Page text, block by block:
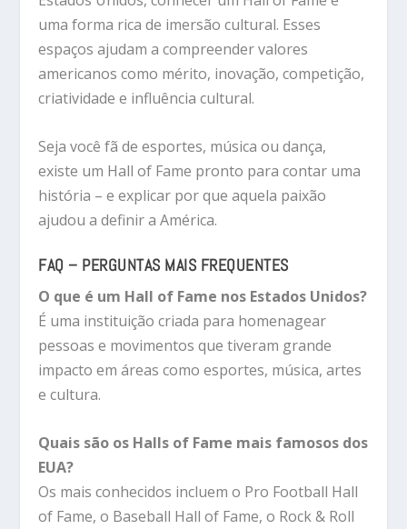
uma forma rica de imersão cultural. Esses
espaços ajudam a compreender valores
americanos como mérito, inovação, competição,
criatividade e influência cultural.
Seja você fã de esportes, música ou dança,
existe um Hall of Fame pronto para contar uma
história – e explicar por que aquela paixão
ajudou a definir a América.
FAQ – PERGUNTAS MAIS FREQUENTES
O que é um Hall of Fame nos Estados Unidos?
É uma instituição criada para homenagear
pessoas e movimentos que tiveram grande
impacto em áreas como esportes, música, artes
e cultura.
Quais são os Halls of Fame mais famosos dos
EUA?
Os mais conhecidos incluem o Pro Football Hall
of Fame, o Baseball Hall of Fame, o Rock & Roll